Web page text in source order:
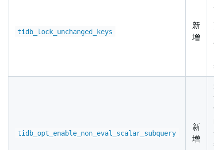
tidb_lock_unchanged_keys
新
增
tidb_opt_enable_non_eval_scalar_subquery
新
增